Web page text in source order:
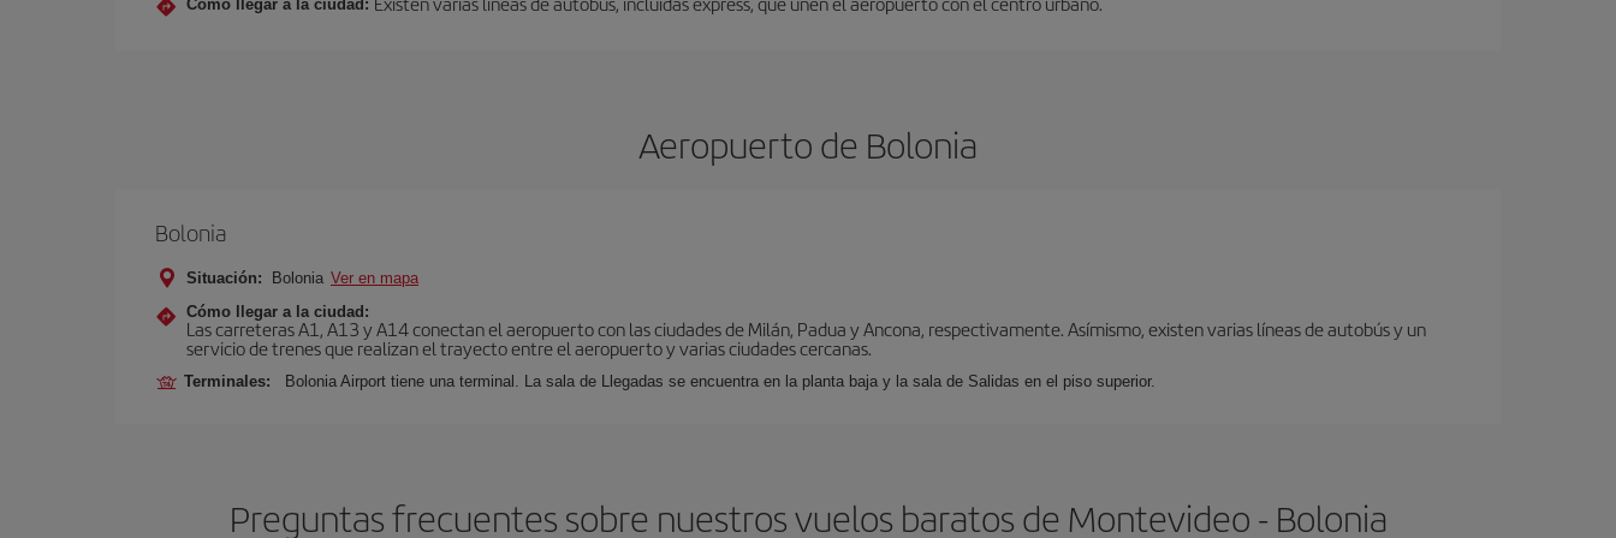
Cómo llegar a la ciudad:
Aeropuerto de Bolonia
Bolonia
Situación: Bolonia Ver en mapa
Cómo llegar a la ciudad:
Las carreteras A1, A13 y A14 conectan el aeropuerto con las ciudades de Milán, Padua y Ancona, respectivamente. Asímismo, existen varias líneas de autobús y un
servicio de trenes que realizan el trayecto entre el aeropuerto y varias ciudades cercanas.
Terminales: Bolonia Airport tiene una terminal. La sala de Llegadas se encuentra en la planta baja y la sala de Salidas en el piso superior.
Preguntas frecuentes sobre nuestros vuelos baratos de Montevideo - Bolonia